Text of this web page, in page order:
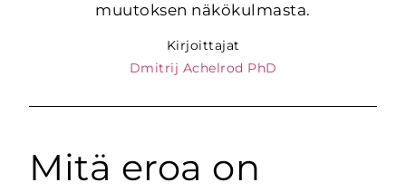
muutoksen näkökulmasta.
Kirjoittajat
Dmitrij Achelrod PhD
Mitä eroa on